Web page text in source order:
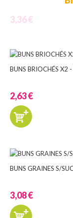
3,36 €
BUNS BRIOCHÉS X2 -
2,63 €
BUNS GRAINES S/
3,08 €